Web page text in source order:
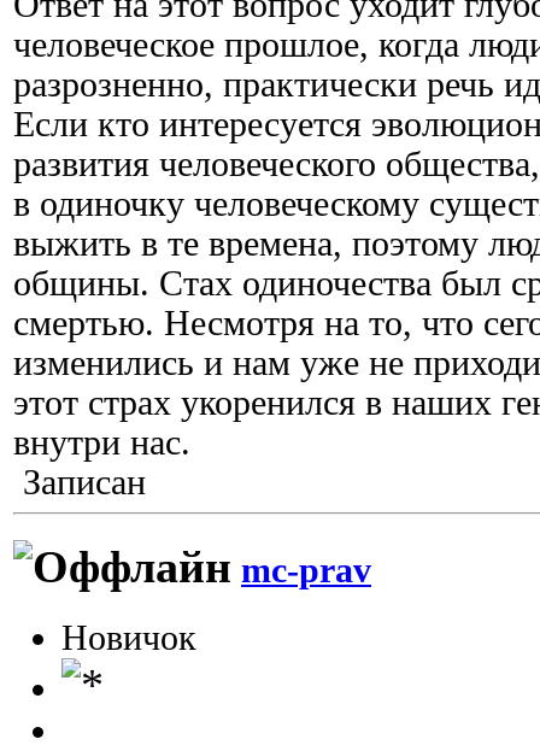
человеческое прошлое, когда
разрозненно, практически речь
Если кто интересуется
развития человеческого
в одиночку человеческому
выжить в те времена, поэтому
общины. Стах одиночества был
смертью. Несмотря на то, что
изменились и нам уже не
этот страх укоренился в наших
внутри нас.
Записан
mc-prav
Новичок